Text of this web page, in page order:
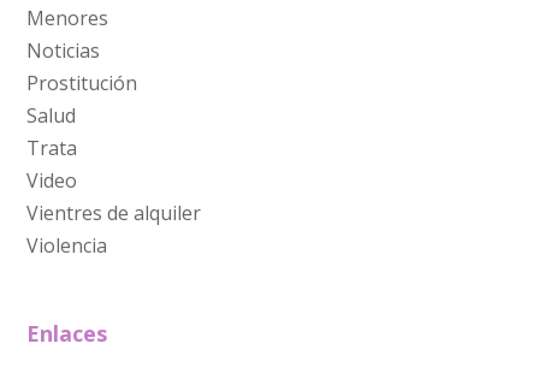
Menores
Noticias
Prostitución
Salud
Trata
Video
Vientres de alquiler
Violencia
Enlaces